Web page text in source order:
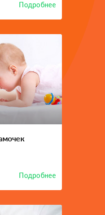
Подробнее
Подробнее